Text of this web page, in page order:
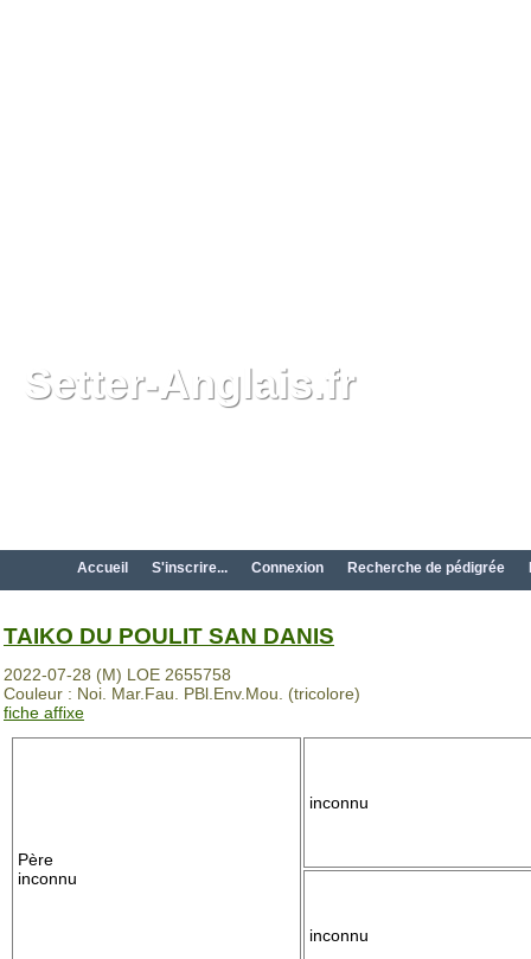
Setter-Anglais.fr
Accueil S'inscrire... Connexion Recherche de pédigrée
TAIKO DU POULIT SAN DANIS
2022-07-28 (M) LOE 2655758
Couleur : Noi. Mar.Fau. PBl.Env.Mou. (tricolore)
fiche affixe
Père
inconnu
inconnu
inconnu